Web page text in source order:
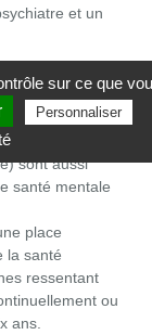
et un
de
et
sont aussi
santé mentale
place
la santé
ressentant
ou
ans.
sur ce que
Personnaliser